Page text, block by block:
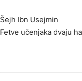
Šejh Ibn Usejmin
Fetve učenjaka dvaju